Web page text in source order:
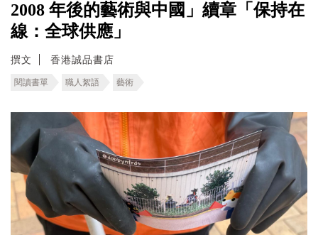
2008 年後的藝術與中國」續章「保持在
線：全球供應」
撰文 香港誠品書店
閱讀書單 職人絮語 藝術